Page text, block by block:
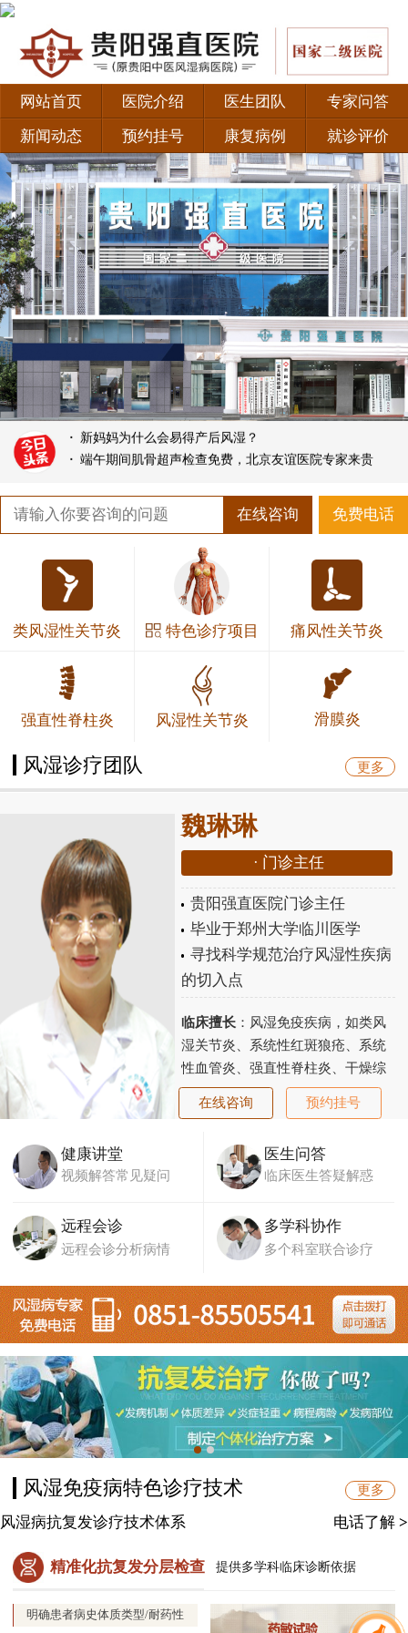
网站首页 医院介绍 医生团队
专家问答
新闻动态
预约挂号 康复病例 就诊评价
· 如何正确认识强直性脊柱炎？
·
患者福音！北京积水潭医院黄彦弘教授联合贵阳强直
·
贵阳类风湿专科医院有哪些 治疗类风湿有哪些好的
· 新妈妈为什么会易得产后风湿？
端午期间肌骨超声检查免费，北京友谊医院专家来贵
在线咨询 免费电话
类风湿性关节炎 特色诊疗项目 痛风性关节炎
强直性脊柱炎 风湿性关节炎 滑膜炎
风湿诊疗团队 更多
魏琳琳
· 门诊主任
贵阳强直医院门诊主任
毕业于郑州大学临川医学
寻找科学规范治疗风湿性疾病
的切入点
临床擅长：风湿免疫疾病，如类风
湿关节炎、系统性红斑狼疮、系统
性血管炎、强直性脊柱炎、干燥综
合征、老年性骨关节炎、骨质疏松
等...【详细】
在线咨询 预约挂号
健康讲堂
视频解答常见疑问
医生问答
临床医生答疑解惑
远程会诊
远程会诊分析病情
多学科协作
多个科室联合诊疗
风湿免疫病特色诊疗技术 更多
风湿病抗复发诊疗技术体系 电话了解 >
精准化抗复发分层检查 提供多学科临床诊断依据
明确患者病史体质类型/耐药性